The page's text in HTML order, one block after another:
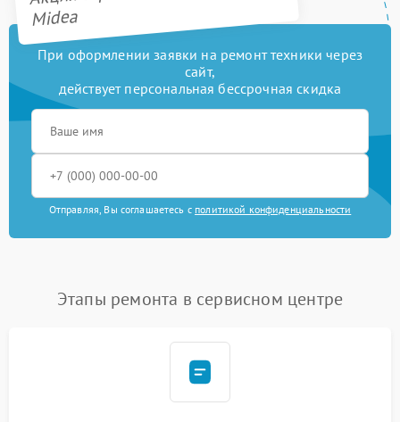
Midea
При оформлении заявки на ремонт техники через
сайт,
действует персональная бессрочная скидка
Отправляя, Вы соглашаетесь с политикой конфиденциальности
Этапы ремонта в сервисном центре